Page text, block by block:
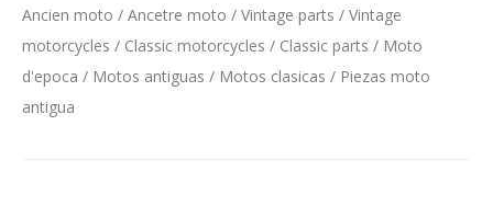
Ancien moto / Ancetre moto / Vintage parts / Vintage
motorcycles / Classic motorcycles / Classic parts / Moto
d'epoca / Motos antiguas / Motos clasicas / Piezas moto
antigua